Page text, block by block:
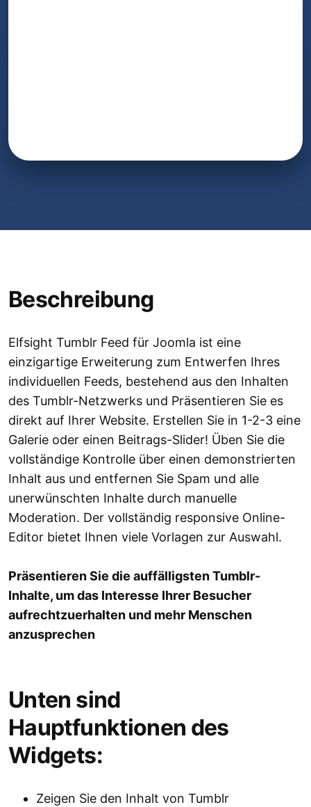
Beschreibung
Elfsight Tumblr Feed für Joomla ist eine
einzigartige Erweiterung zum Entwerfen Ihres
individuellen Feeds, bestehend aus den Inhalten
des Tumblr-Netzwerks und Präsentieren Sie es
direkt auf Ihrer Website. Erstellen Sie in 1-2-3 eine
Galerie oder einen Beitrags-Slider! Üben Sie die
vollständige Kontrolle über einen demonstrierten
Inhalt aus und entfernen Sie Spam und alle
unerwünschten Inhalte durch manuelle
Moderation. Der vollständig responsive Online-
Editor bietet Ihnen viele Vorlagen zur Auswahl.
Präsentieren Sie die auffälligsten Tumblr-
Inhalte, um das Interesse Ihrer Besucher
aufrechtzuerhalten und mehr Menschen
anzusprechen
Unten sind
Hauptfunktionen des
Widgets:
Zeigen Sie den Inhalt von Tumblr